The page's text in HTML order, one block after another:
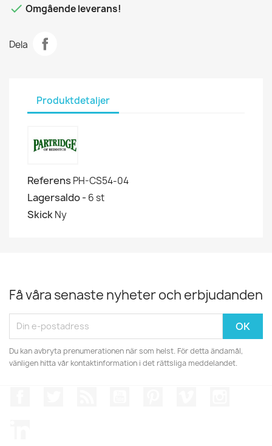
 Omgående leverans!
Dela
Produktdetaljer
Referens PH-CS54-04
Lagersaldo - 6 st
SkickNy
Få våra senaste nyheter och erbjudanden
Du kan avbryta prenumerationen när som helst. För detta ändamål,
vänligen hitta vår kontaktinformation i det rättsliga meddelandet.